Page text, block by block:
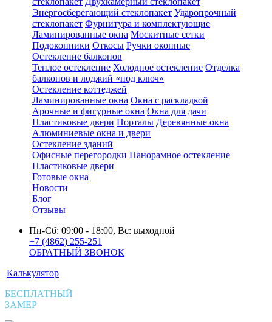
Энергосберегающий стеклопакет Ударопрочный
стеклопакет Фурнитура и комплектующие
Ламинированные окна Москитные сетки
Подоконники Откосы Ручки оконные
Остекление балконов
Теплое остекление Холодное остекление Отделка
балконов и лоджий «под ключ»
Остекление коттеджей
Ламинированные окна Окна с раскладкой
Арочные и фигурные окна Окна для дачи
Пластиковые двери Порталы Деревянные окна
Алюминиевые окна и двери
Остекление зданий
Офисные перегородки Панорамное остекление
Пластиковые двери
Готовые окна
Новости
Блог
Отзывы
Пн-Сб: 09:00 - 18:00, Вс: выходной
+7 (4862) 255-251
ОБРАТНЫЙ ЗВОНОК
Калькулятор
БЕСПЛАТНЫЙ
ЗАМЕР